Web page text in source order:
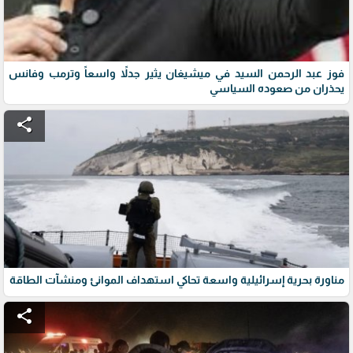
فوز عبد الرحمن السيد في ميشيغان يثير جدلاً واسعاً وترمب وفانس
يحذران من صعوده السياسي
share
مناورة بحرية إسرائيلية واسعة تحاكي استهداف الموانئ ومنشآت الطاقة
share